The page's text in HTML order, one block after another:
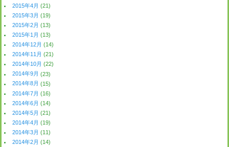
2015年4月 (21)
2015年3月 (19)
2015年2月 (13)
2015年1月 (13)
2014年12月 (14)
2014年11月 (21)
2014年10月 (22)
2014年9月 (23)
2014年8月 (15)
2014年7月 (16)
2014年6月 (14)
2014年5月 (21)
2014年4月 (19)
2014年3月 (11)
2014年2月 (14)